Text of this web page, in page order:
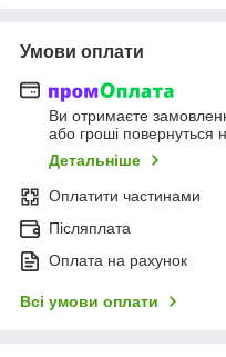
Умови оплати
Ви отримаєте
або гроші повернуться
Детальніше
Оплатити частинами
Післяплата
Оплата на рахунок
Всі умови оплати